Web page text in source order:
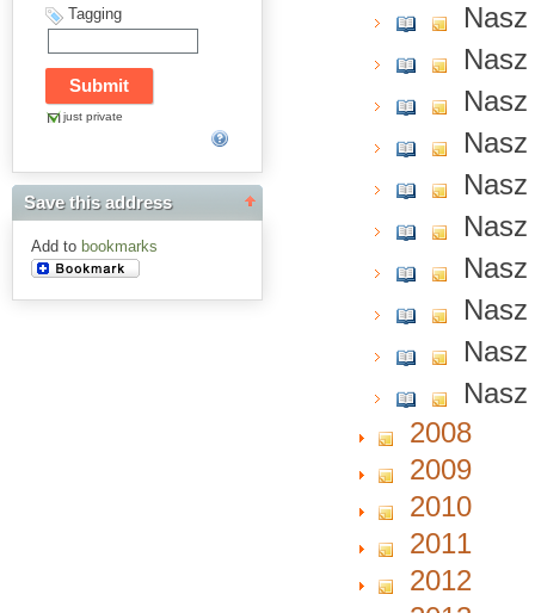
Tagging
just private
Save this address
Add to bookmarks
2008
2009
2010
2011
2012